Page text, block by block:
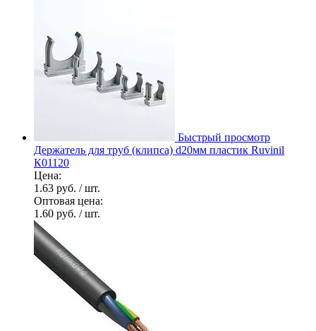
Быстрый просмотр
Держатель для труб (клипса) d20мм пластик Ruvinil
К01120
Цена:
1.63 руб. / шт.
Оптовая цена:
1.60 руб. / шт.